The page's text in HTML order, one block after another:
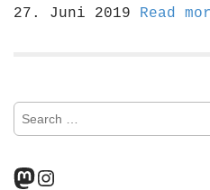
27. Juni 2019 Read
S
c
Mastodon
Instagram